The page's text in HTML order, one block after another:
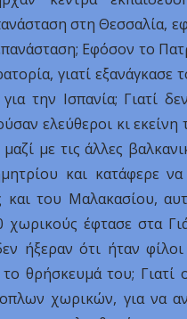
στη Θεσσαλία,
Εφόσον το
γιατί εξανάγκασε
για την Ισπανία;
ελεύθεροι κι
με τις άλλες
και κατάφερε
και του Μαλακασίου,
χωρικούς έφτασε στα
ήξεραν ότι ήταν
θρήσκευμά του;
χωρικών, για να